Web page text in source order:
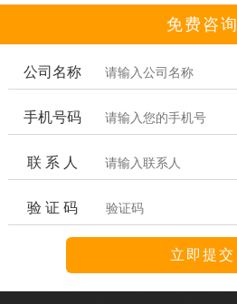
免费咨询
公司名称
手机号码
联 系 人
验 证 码